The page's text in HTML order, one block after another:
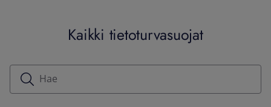
Kaikki tietoturvasuojat